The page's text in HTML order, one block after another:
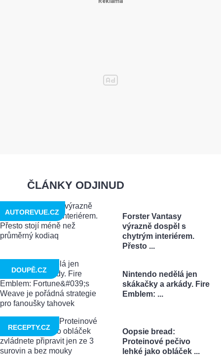
ČLÁNKY ODJINUD
Forster Vantasy
výrazně dospěl s
chytrým interiérem.
Přesto ...
AUTOREVUE.CZ
Nintendo nedělá jen
skákačky a arkády. Fire
Emblem: ...
DOUPĚ.CZ
Oopsie bread:
Proteinové pečivo
lehké jako obláček ...
RECEPTY.CZ